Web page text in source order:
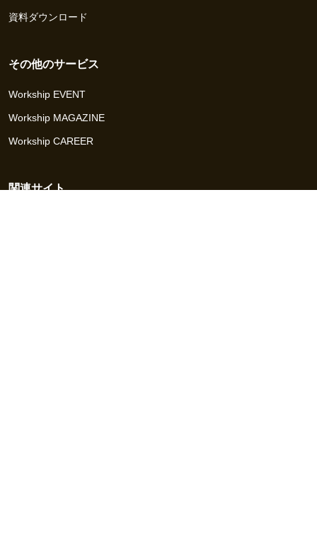
資料ダウンロード
その他のサービス
Workship EVENT
Workship MAGAZINE
Workship CAREER
関連サイト